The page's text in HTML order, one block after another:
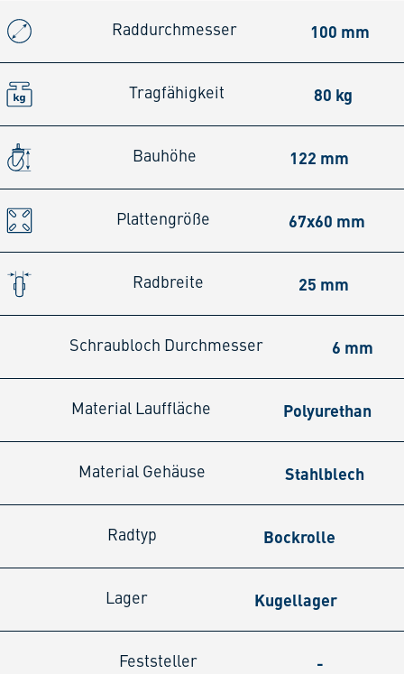
Raddurchmesser 100 mm
Tragfähigkeit 80 kg
Bauhöhe 122 mm
Plattengröße 67x60 mm
Radbreite 25 mm
Schraubloch Durchmesser 6 mm
Material Lauffläche Polyurethan
Material Gehäuse Stahlblech
Radtyp Bockrolle
Lager Kugellager
Feststeller -